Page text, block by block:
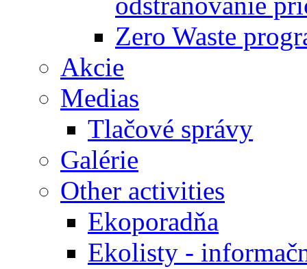
Zero Waste
Akcie
Medias
Tlačové správy
Galérie
Other activities
Ekoporadňa
Ekolisty -